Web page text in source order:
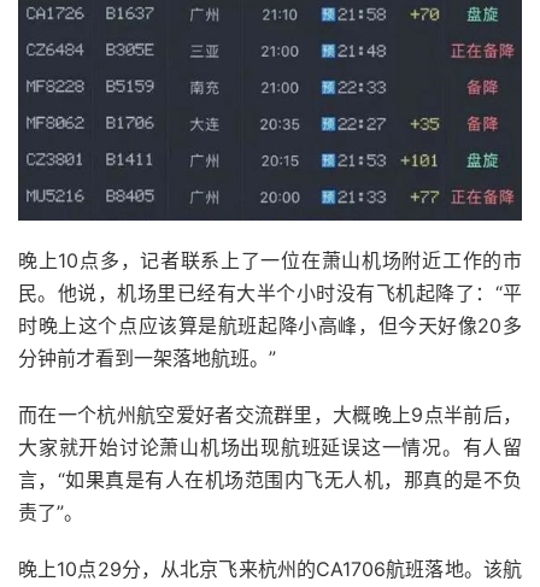
晚上10点多，记者联系上了一位在萧山机场附近工作的市
民。他说，机场里已经有大半个小时没有飞机起降了：“平
时晚上这个点应该算是航班起降小高峰，但今天好像20多
分钟前才看到一架落地航班。”
而在一个杭州航空爱好者交流群里，大概晚上9点半前后，
大家就开始讨论萧山机场出现航班延误这一情况。有人留
言，“如果真是有人在机场范围内飞无人机，那真的是不负
责了”。
晚上10点29分，从北京飞来杭州的CA1706航班落地。该航